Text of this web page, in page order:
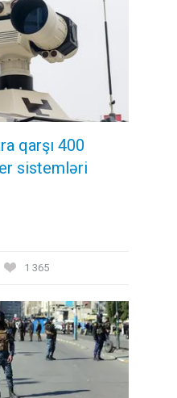
qarşı 400
sistemləri
1 365